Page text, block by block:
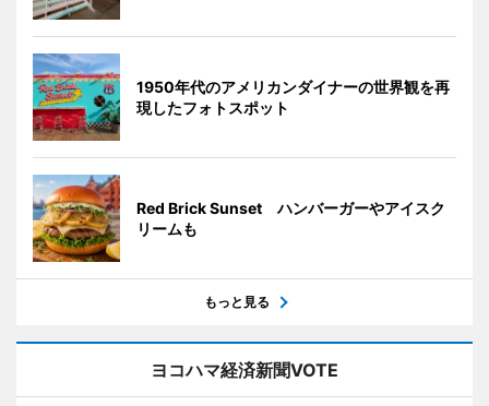
1950年代のアメリカンダイナーの世界観を再
現したフォトスポット
Red Brick Sunset ハンバーガーやアイスク
リームも
もっと見る
ヨコハマ経済新聞VOTE